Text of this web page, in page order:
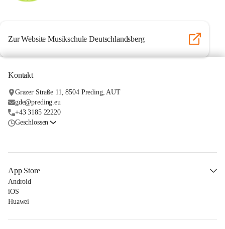
Zur Website Musikschule Deutschlandsberg
Kontakt
Grazer Straße 11, 8504 Preding, AUT
gde@preding.eu
+43 3185 22220
Geschlossen
App Store
Android
iOS
Huawei